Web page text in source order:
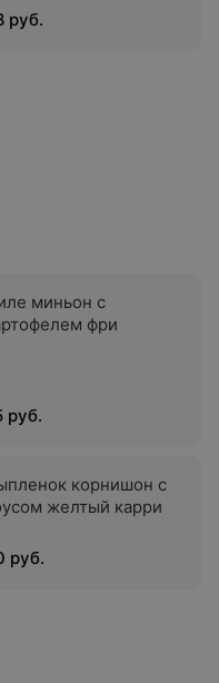
руб.
миньон с
фри
руб.
корнишон с
желтый карри
руб.